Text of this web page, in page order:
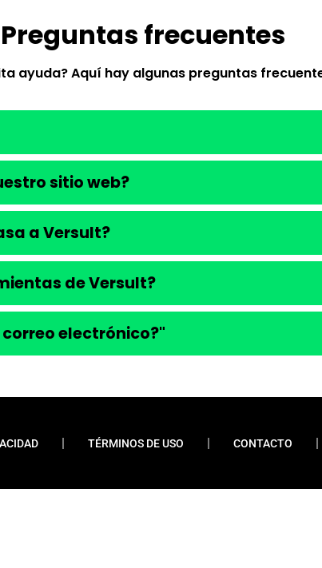
Preguntas frecuentes
ayuda? Aquí hay algunas preguntas
sitio web?
a Versult?
de Versult?
electrónico?"
TÉRMINOS DE USO CONTACTO